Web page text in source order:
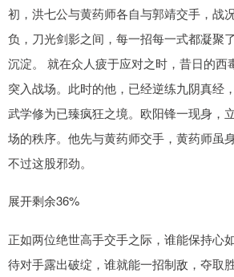
初，洪七公与黄药师各自与郭靖交手，战
负，刀光剑影之间，每一招每一式都凝聚
沉淀。 就在众人疲于应对之时，昔日的
突入战场。此时的他，已经逆练九阴真经
武学修为已臻疯狂之境。欧阳锋一现身，
场的秩序。他先与黄药师交手，黄药师虽
不过这股邪劲。
展开剩余36%
正如两位绝世高手交手之际，谁能保持心
待对手露出破绽，谁就能一招制敌，夺取